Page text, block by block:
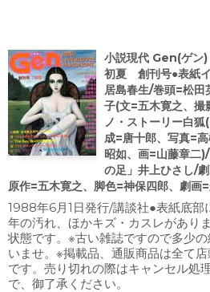
小説現代 Gen(ゲ
初夏 創刊号●表紙
居島春生/巻頭=松田
子(文=五木寛之、撮
ノ・ストーリー白
成=唐十郎、写真=
昭如、画=山藤章二
の足」井上ひさし/
原作=五木寛之、脚色=神保四郎、劇画
1988年6月1日発行/講談社●表紙底部
年の汚れ、ほかキズ・カスレがあり
状態です。※古い雑誌ですので多少
いませ。※掲載品、通販商品は全て
です。売り切れの際はキャンセル処
で、御了承ください。